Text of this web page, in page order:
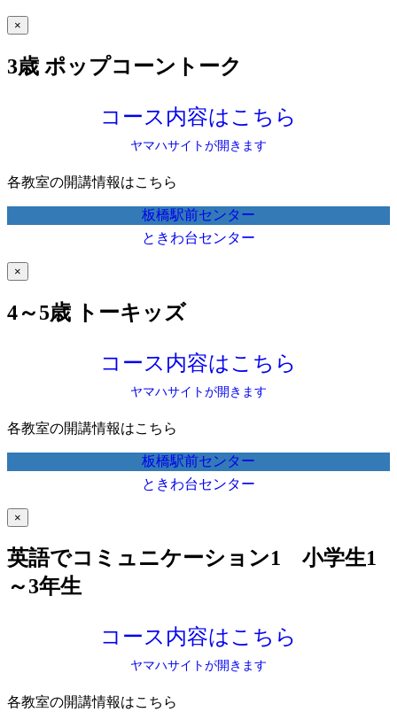
×
3歳 ポップコーントーク
コース内容はこちら
ヤマハサイトが開きます
各教室の開講情報はこちら
板橋駅前センター
ときわ台センター
×
4～5歳 トーキッズ
コース内容はこちら
ヤマハサイトが開きます
各教室の開講情報はこちら
板橋駅前センター
ときわ台センター
×
英語でコミュニケーション1 小学生1
～3年生
コース内容はこちら
ヤマハサイトが開きます
各教室の開講情報はこちら